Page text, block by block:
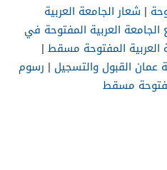
| شعار الجامعة العربية
الجامعة العربية المفتوحة في
المفتوحة مسقط |
عمان القبول والتسجيل | رسوم
مسقط